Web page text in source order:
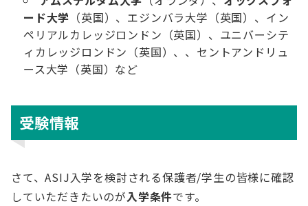
ード大学 （英国）、エジンバラ大学（英国）、イン
ペリアルカレッジロンドン（英国）、ユニバーシテ
ィカレッジロンドン（英国）、、セントアンドリュ
ース大学（英国）など
受験情報
さて、ASIJ入学を検討される保護者/学生の皆様に確認
していただきたいのが入学条件です。